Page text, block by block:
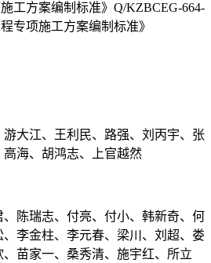
工方案编制标准》Q/KZBCEG-664-
专项施工方案编制标准》
大江、王利民、路强、刘丙宇、张
海、胡鸿志、上官越然
陈瑞志、付亮、付小、韩新奇、何
李金柱、李元春、梁川、刘超、娄
苗家一、桑秀清、施宇红、所立